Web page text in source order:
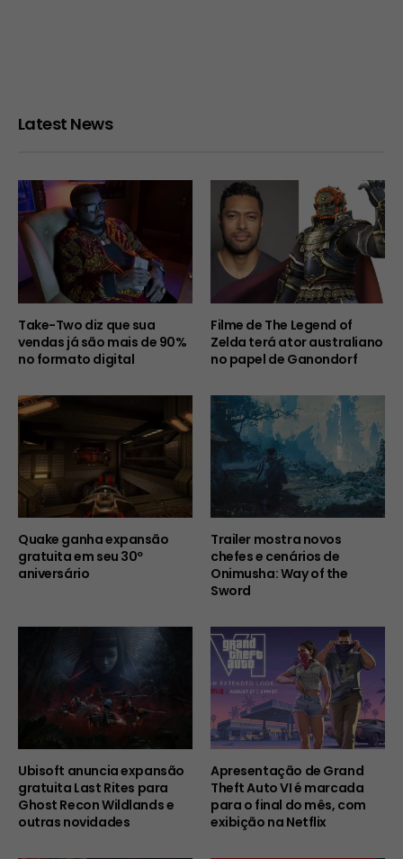
Latest News
Take-Two diz que sua
vendas já são mais de 90%
no formato digital
Filme de The Legend of
Zelda terá ator australiano
no papel de Ganondorf
Quake ganha expansão
gratuita em seu 30º
aniversário
Trailer mostra novos
chefes e cenários de
Onimusha: Way of the
Sword
Ubisoft anuncia expansão
gratuita Last Rites para
Ghost Recon Wildlands e
outras novidades
Apresentação de Grand
Theft Auto VI é marcada
para o final do mês, com
exibição na Netflix